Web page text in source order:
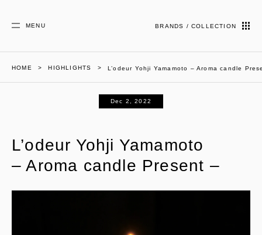
MENU BRANDS / COLLECTION
HOME HIGHLIGHTS L’odeur Yohji Yamamoto – Aroma candle
Dec 2, 2022
L’odeur Yohji Yamamoto
– Aroma candle Present –